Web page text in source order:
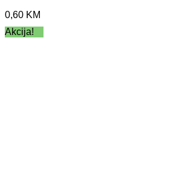
0,60 KM
Akcija!